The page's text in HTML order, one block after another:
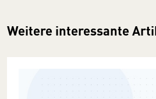
Weitere interessante